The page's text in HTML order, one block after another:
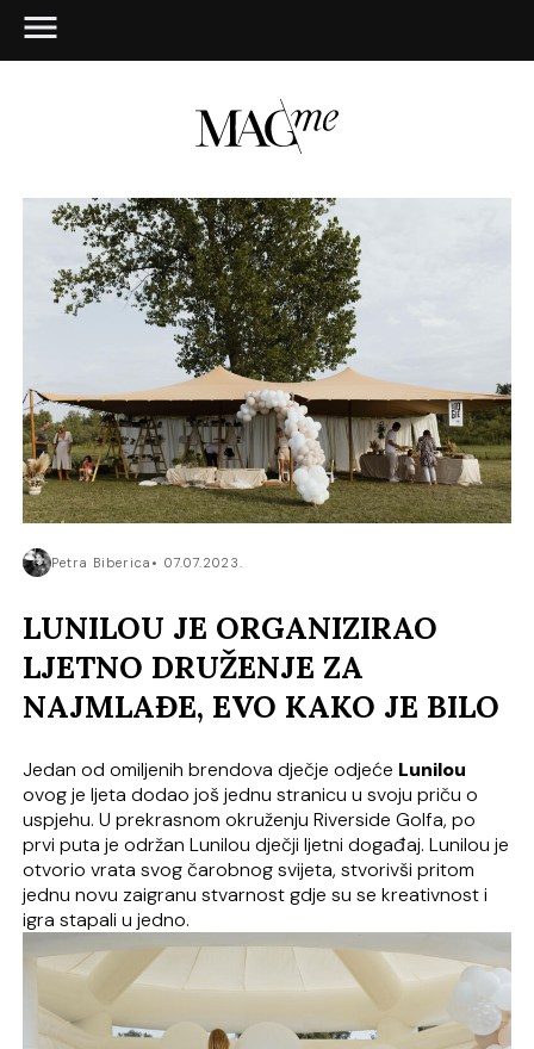
Petra Biberica 07.07.2023.
LUNILOU JE ORGANIZIRAO
LJETNO DRUŽENJE ZA
NAJMLAĐE, EVO KAKO JE BILO
Jedan od omiljenih brendova dječje odjeće Lunilou
ovog je ljeta dodao još jednu stranicu u svoju priču o
uspjehu. U prekrasnom okruženju Riverside Golfa, po
prvi puta je održan Lunilou dječji ljetni događaj. Lunilou je
otvorio vrata svog čarobnog svijeta, stvorivši pritom
jednu novu zaigranu stvarnost gdje su se kreativnost i
igra stapali u jedno.